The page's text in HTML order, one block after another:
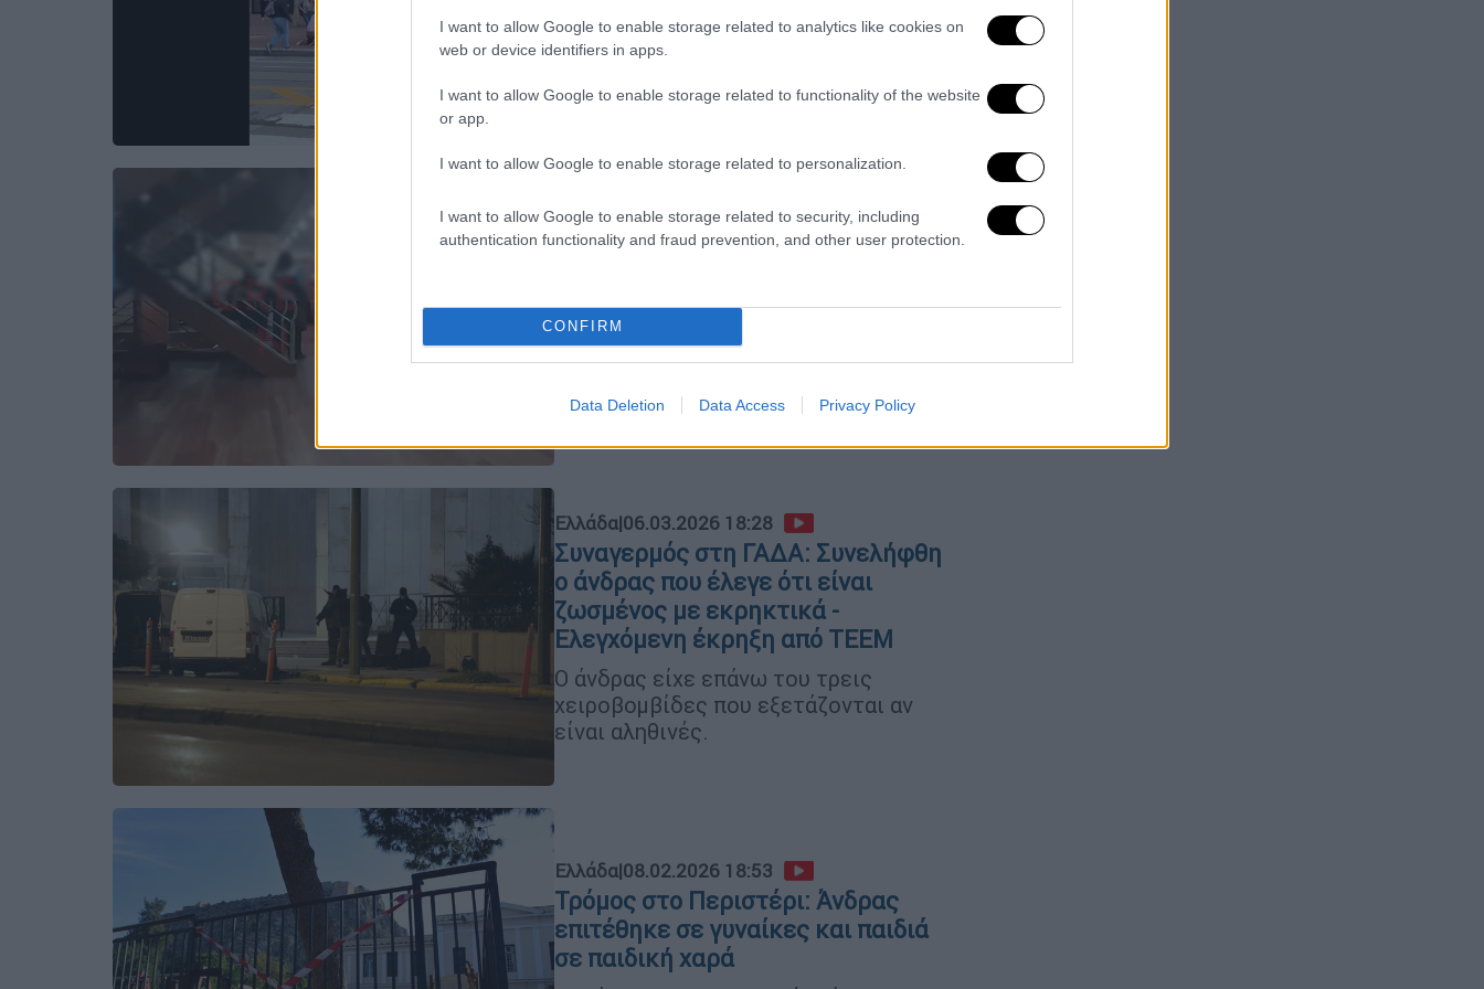
I want to allow Google to enable storage related to analytics like cookies on
web or device identifiers in apps.
I want to allow Google to enable storage related to functionality of the website
or app.
I want to allow Google to enable storage related to personalization.
I want to allow Google to enable storage related to security, including
authentication functionality and fraud prevention, and other user protection.
CONFIRM
Data Deletion Data Access Privacy Policy
Η σοκαριστική στιγμή που άνδρας
δέχεται απρόκλητη επίθεση από
νεαρούς
«Θα δεις τώρα τι θα κάνω»:
Σοκαριστική μαρτυρία για τον
καμπίνα μαθητριών
«Μόλις τον αντιλήφθηκε μια κοπέλα
και του φώναξε "τι κάνεις;", εκείνος
αποκρίθηκε προκλητικά "θα δεις
Ελλάδα|06.03.2026 18:28
Συναγερμός στη ΓΑΔΑ: Συνελήφθη
ο άνδρας που έλεγε ότι είναι
ζωσμένος με εκρηκτικά -
Ελεγχόμενη έκρηξη από ΤΕΕΜ
Ο άνδρας είχε επάνω του τρεις
χειροβομβίδες που εξετάζονται αν
είναι αληθινές.
Ελλάδα|08.02.2026 18:53
Τρόμος στο Περιστέρι: Άνδρας
επιτέθηκε σε γυναίκες και παιδιά
σε παιδική χαρά